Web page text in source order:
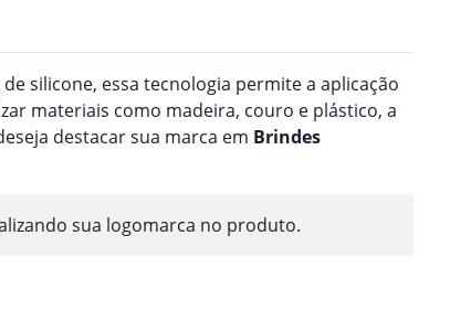
silicone, essa tecnologia permite a aplicação
materiais como madeira, couro e plástico, a
destacar sua marca em Brindes
sua logomarca no produto.